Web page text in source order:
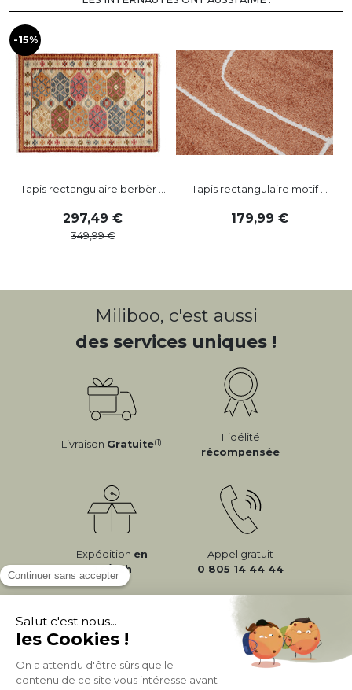
-15%
Tapis rectangulaire berbèr ...
297,49
349,99
Tapis rectangulaire motif ...
179,99
Miliboo, c'est aussi
des services uniques !
Livraison Gratuite(1)
Fidélité
récompensée
Expédition en
24/72h
Appel gratuit
0 805 14 44 44
À PROPOS DE MILIBOO